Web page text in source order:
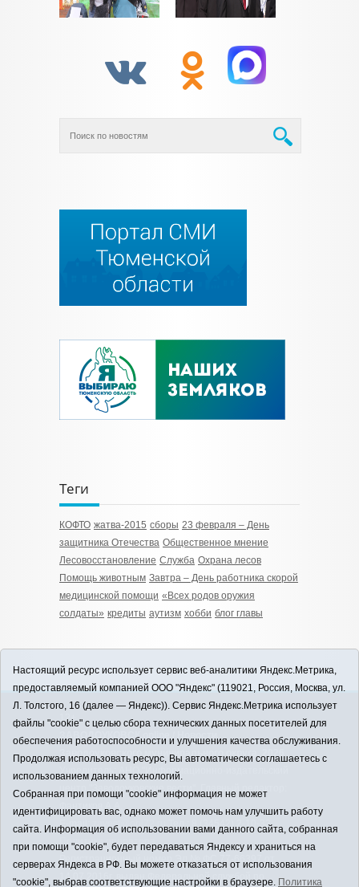
Теги
КОФТО жатва-2015 сборы 23 февраля – День
защитника Отечества Общественное мнение
Лесовосстановление Служба Охрана лесов
Помощь животным Завтра – День работника скорой
медицинской помощи «Всех родов оружия
солдаты» кредиты аутизм хобби блог главы
12+
ЗАВОДОУКОВСК online / Новости
Заводоуковского муниципального округа, 2026
Учредитель: АНО "Информационно-издательский
центр "Заводоуковские вести". Главный редактор:
E-mail:
zavest@obl72.ru
Тел.: 8 (34542) 2-10-33
Политика оператора
Регистрационный номер Эл № ФС 77-66397 от
14.07.2016г. выдан Федеральной службой по
Настоящий ресурс использует сервис веб-аналитики Яндекс.Метрика,
предоставляемый компанией ООО "Яндекс" (119021, Россия, Москва, ул.
Л. Толстого, 16 (далее — Яндекс)). Сервис Яндекс.Метрика использует
файлы "cookie" с целью сбора технических данных посетителей для
обеспечения работоспособности и улучшения качества обслуживания.
Продолжая использовать ресурс, Вы автоматически соглашаетесь с
использованием данных технологий.
Собранная при помощи "cookie" информация не может
идентифицировать вас, однако может помочь нам улучшить работу
сайта. Информация об использовании вами данного сайта, собранная
при помощи "cookie", будет передаваться Яндексу и храниться на
серверах Яндекса в РФ. Вы можете отказаться от использования
"cookie", выбрав соответствующие настройки в браузере. Политика